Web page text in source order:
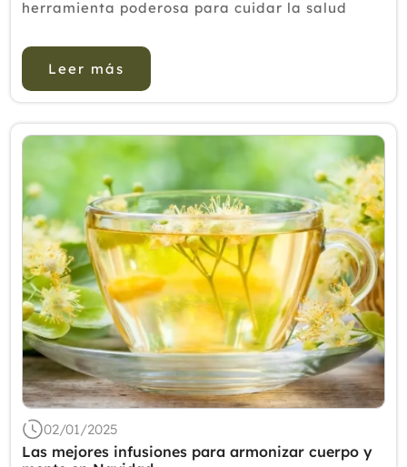
herramienta poderosa para cuidar la salud
los beneficios del deporte, solemos asociarlo
con l...Leer más
02/01/2025
Las mejores infusiones para armonizar cuerpo y